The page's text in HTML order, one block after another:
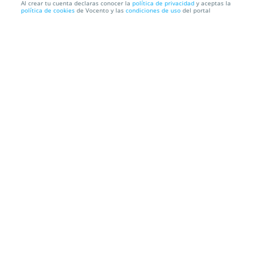
Noches de Ensayo: David López con música de
Al crear tu cuenta declaras conocer la política de privacidad y aceptas la
política de cookies de Vocento y las condiciones de uso del portal